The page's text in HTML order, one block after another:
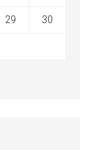
29 30